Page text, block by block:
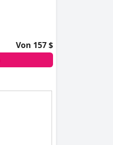
Von 157 $